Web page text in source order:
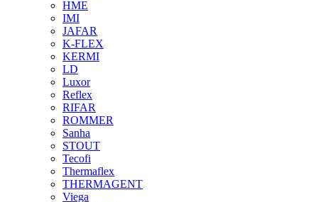
HME
IMI
JAFAR
K-FLEX
KERMI
LD
Luxor
Reflex
RIFAR
ROMMER
Sanha
STOUT
Tecofi
Thermaflex
THERMAGENT
Viega